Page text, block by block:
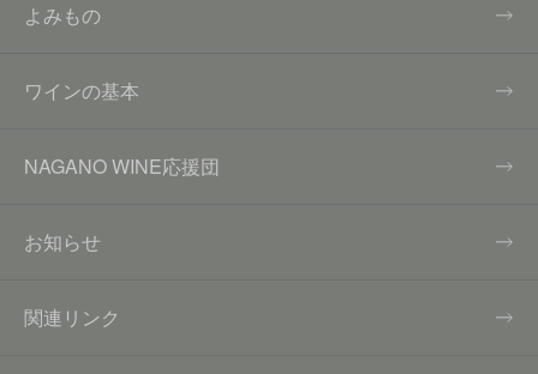
よみもの
ワインの基本
NAGANO WINE応援団
お知らせ
関連リンク